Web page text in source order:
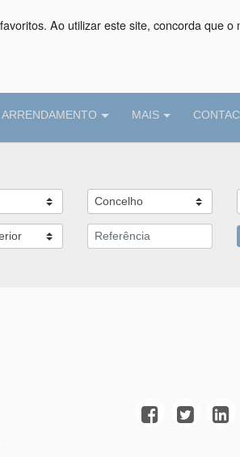
Ao utilizar este site, concorda que o
ARRENDAMENTO MAIS